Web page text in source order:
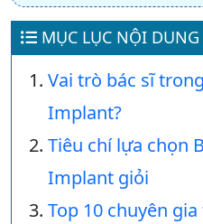
MỤC LỤC NỘI DUNG
Vai trò bác sĩ
Implant?
Tiêu chí lựa chọn
Implant giỏi
Top 10 chuyên